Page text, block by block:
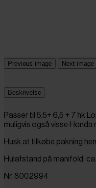
Previous image Next image
Beskrivelse
Passer til 5,5+ 6,5 + 7 hk
muligvis også visse Honda
Husk at tilkøbe pakning
Hulafstand på manifold:
Nr. 8002994